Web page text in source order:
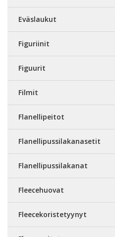
Eväslaukut
Figuriinit
Figuurit
Filmit
Flanellipeitot
Flanellipussilakanasetit
Flanellipussilakanat
Fleecehuovat
Fleecekoristetyynyt